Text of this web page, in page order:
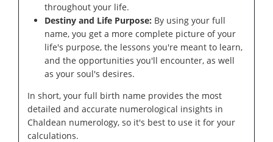
throughout your life.
Destiny and Life Purpose: By using your full
name, you get a more complete picture of your
life's purpose, the lessons you're meant to learn,
and the opportunities you'll encounter, as well
as your soul's desires.
In short, your full birth name provides the most
detailed and accurate numerological insights in
Chaldean numerology, so it's best to use it for your
calculations.